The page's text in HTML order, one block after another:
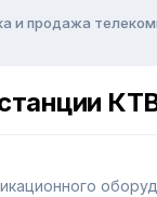
и продажа